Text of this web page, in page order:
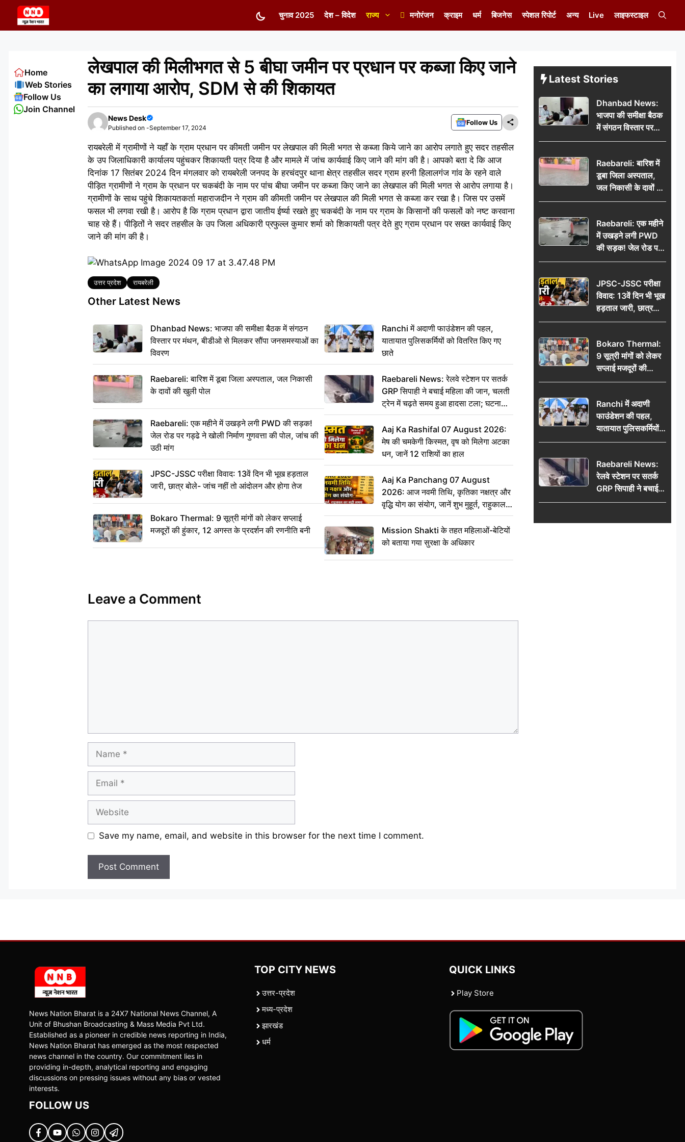
content
चुनाव 2025 देश – विदेश राज्य मनोरंजन क्राइम धर्म बिजनेस स्पेशल रिपोर्ट अन्य Live लाइफस्टाइल
लेखपाल की मिलीभगत से 5 बीघा जमीन पर प्रधान पर कब्जा किए जाने
का लगाया आरोप, SDM से की शिकायत
News Desk
Published on -September 17, 2024
Follow Us
रायबरेली में ग्रामीणों ने यहाँ के ग्राम प्रधान पर कीमती जमीन पर लेखपाल की मिली भगत से कब्जा किये जाने का आरोप लगाते हुए सदर तहसील
के उप जिलाधिकारी कार्यालय पहुंचकर शिकायती पत्र दिया है और मामले में जांच कार्यवाई किए जाने की मांग की है। आपको बता दे कि आज
दिनांक 17 सितंबर 2024 दिन मंगलवार को रायबरेली जनपद के हरचंदपुर थाना क्षेत्र तहसील सदर ग्राम हरनी हिलालगंज गांव के रहने वाले
पीड़ित ग्रामीणों ने ग्राम के प्रधान पर चकबंदी के नाम पर पांच बीघा जमीन पर कब्जा किए जाने का लेखपाल की मिली भगत से आरोप लगाया है।
ग्रामीणों के साथ पहुंचे शिकायतकर्ता महाराजदीन ने ग्राम की कीमती जमीन पर लेखपाल की मिली भगत से कब्जा कर रखा है। जिस पर उसमें
फसल भी लगवा रखी है। आरोप है कि ग्राम प्रधान द्वारा जातीय ईर्ष्या रखते हुए चकबंदी के नाम पर ग्राम के किसानों की फसलों को नष्ट करवाना
चाह रहे हैं। पीड़ितों ने सदर तहसील के उप जिला अधिकारी प्रफुल्ल कुमार शर्मा को शिकायती पत्र देते हुए ग्राम प्रधान पर सख्त कार्यवाई किए
जाने की मांग की है।
Tags
उत्तर प्रदेश रायबरेली
Other Latest News
Dhanbad News: भाजपा की समीक्षा बैठक में संगठन
विस्तार पर मंथन, बीडीओ से मिलकर सौंपा जनसमस्याओं का
विवरण
Raebareli: बारिश में डूबा जिला अस्पताल, जल निकासी
के दावों की खुली पोल
Raebareli: एक महीने में उखड़ने लगी PWD की सड़क!
जेल रोड पर गड्ढे ने खोली निर्माण गुणवत्ता की पोल, जांच की
उठी मांग
JPSC-JSSC परीक्षा विवाद: 13वें दिन भी भूख हड़ताल
जारी, छात्र बोले- जांच नहीं तो आंदोलन और होगा तेज
Bokaro Thermal: 9 सूत्री मांगों को लेकर सप्लाई
मजदूरों की हुंकार, 12 अगस्त के प्रदर्शन की रणनीति बनी
Ranchi में अदाणी फाउंडेशन की पहल,
यातायात पुलिसकर्मियों को वितरित किए गए
छाते
Raebareli News: रेलवे स्टेशन पर सतर्क
GRP सिपाही ने बचाई महिला की जान, चलती
ट्रेन में चढ़ते समय हुआ हादसा टला; घटना
CCTV में कैद
Aaj Ka Rashifal 07 August 2026:
मेष की चमकेगी किस्मत, वृष को मिलेगा अटका
धन, जानें 12 राशियों का हाल
Aaj Ka Panchang 07 August
2026: आज नवमी तिथि, कृतिका नक्षत्र और
वृद्धि योग का संयोग, जानें शुभ मुहूर्त, राहुकाल
का सही समय
Mission Shakti के तहत महिलाओं-बेटियों
को बताया गया सुरक्षा के अधिकार
Leave a Comment
Save my name, email, and website in this browser for the next time I comment.
Home
Web Stories
Follow Us
Join Channel
Latest Stories
Dhanbad News:
भाजपा की समीक्षा बैठक
में संगठन विस्तार पर
मंथन, बीडीओ से
जनसमस्याओं का विवरण
Raebareli: बारिश में
डूबा जिला अस्पताल,
जल निकासी के दावों की
खुली पोल
Raebareli: एक महीने
में उखड़ने लगी PWD
की सड़क! जेल रोड पर
गड्ढे ने खोली निर्माण
की उठी मांग
JPSC-JSSC परीक्षा
विवाद: 13वें दिन भी भूख
हड़ताल जारी, छात्र
बोले- जांच नहीं तो
Bokaro Thermal:
9 सूत्री मांगों को लेकर
सप्लाई मजदूरों की
हुंकार, 12 अगस्त के
Ranchi में अदाणी
फाउंडेशन की पहल,
यातायात पुलिसकर्मियों
को वितरित किए गए छाते
Raebareli News:
रेलवे स्टेशन पर सतर्क
GRP सिपाही ने बचाई
महिला की जान, चलती
हादसा टला; घटना
News Nation Bharat is a 24X7 National News Channel, A
Unit of Bhushan Broadcasting & Mass Media Pvt Ltd.
Established as a pioneer in credible news reporting in India,
News Nation Bharat has emerged as the most respected
news channel in the country. Our commitment lies in
providing in-depth, analytical reporting and engaging
discussions on pressing issues without any bias or vested
interests.
FOLLOW US
TOP CITY NEWS
उत्तर-प्रदेश
मध्य-प्रदेश
झारखंड
धर्म
QUICK LINKS
Play Store